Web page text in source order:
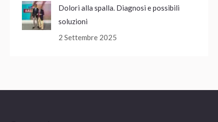
Dolori alla spalla. Diagnosi e possibili
soluzioni
2 Settembre 2025